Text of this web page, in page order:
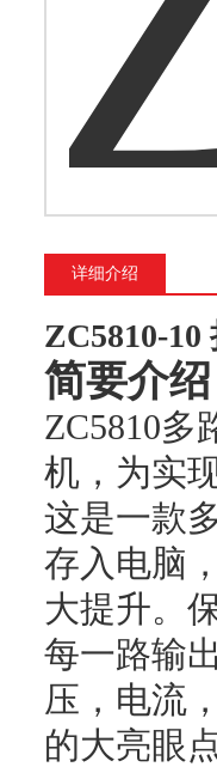
详细介绍
ZC5810-
简要介绍
ZC5810多
机，为实
这是一款
存入电脑
大提升。
每一路输
压，电流
的大亮眼